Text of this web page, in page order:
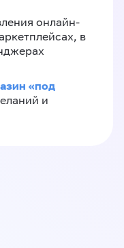
онлайн-
в
«‎под
и